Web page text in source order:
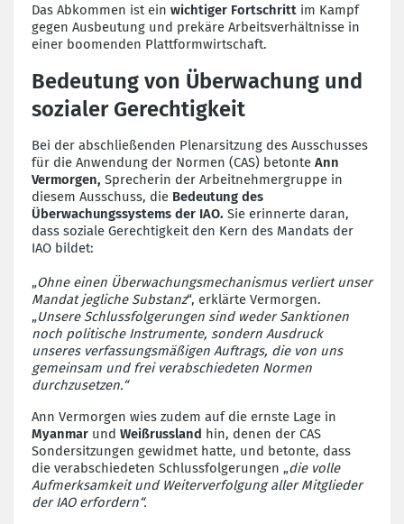
Das Abkommen ist ein wichtiger Fortschritt im Kampf
gegen Ausbeutung und prekäre Arbeitsverhältnisse in
einer boomenden Plattformwirtschaft.
Bedeutung von Überwachung und
sozialer Gerechtigkeit
Bei der abschließenden Plenarsitzung des Ausschusses
für die Anwendung der Normen (CAS) betonte Ann
Vermorgen, Sprecherin der Arbeitnehmergruppe in
diesem Ausschuss, die Bedeutung des
Überwachungssystems der IAO. Sie erinnerte daran,
dass soziale Gerechtigkeit den Kern des Mandats der
IAO bildet:
„Ohne einen Überwachungsmechanismus verliert unser
Mandat jegliche Substanz“, erklärte Vermorgen.
„Unsere Schlussfolgerungen sind weder Sanktionen
noch politische Instrumente, sondern Ausdruck
unseres verfassungsmäßigen Auftrags, die von uns
gemeinsam und frei verabschiedeten Normen
durchzusetzen.“
Ann Vermorgen wies zudem auf die ernste Lage in
Myanmar und Weißrussland hin, denen der CAS
Sondersitzungen gewidmet hatte, und betonte, dass
die verabschiedeten Schlussfolgerungen „die volle
Aufmerksamkeit und Weiterverfolgung aller Mitglieder
der IAO erfordern“.